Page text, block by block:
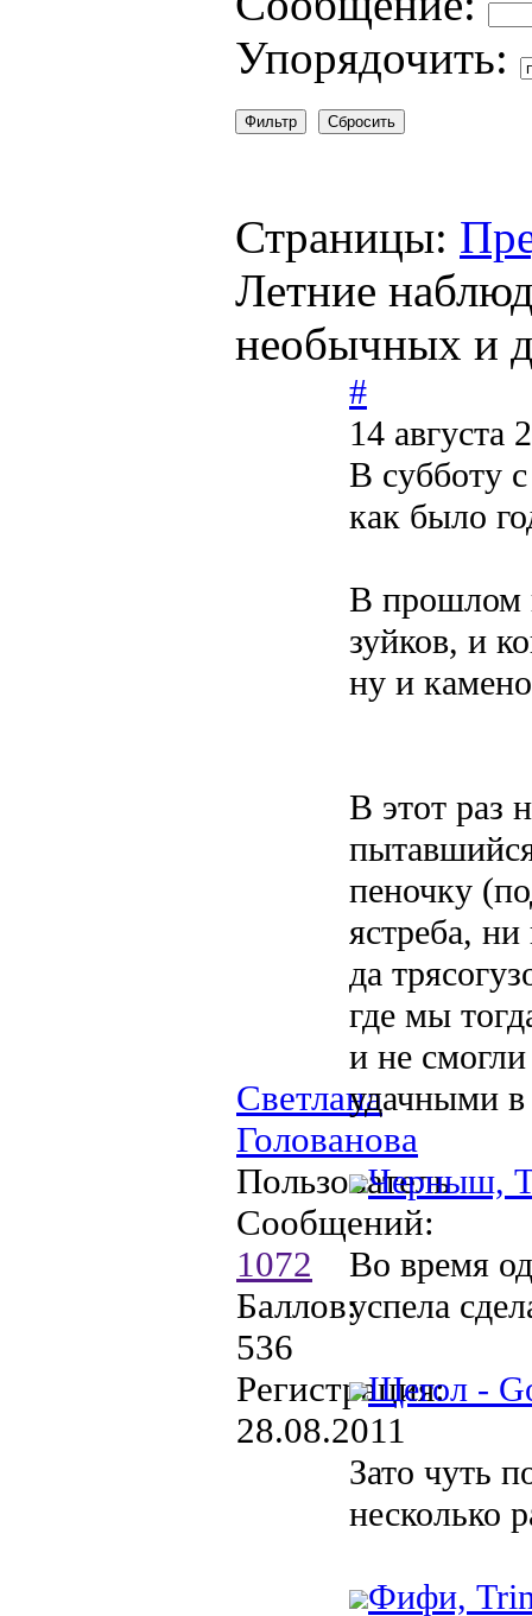
Упорядочить:
Страницы:
Летние
необычных и
Светлана
Голованова
Пользователь
Сообщений:
1072
Баллов:
536
Регистрация:
28.08.2011
#
14 августа
В субботу
как было
В прошлом
зуйков, и
ну и
В этот раз
пеночку
ястреба,
да
где мы
и не
удачными в
Черныш,
Во время
успела
Щегол -
Зато чуть
несколько
Фифи,